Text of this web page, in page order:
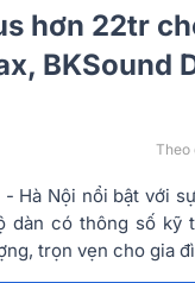
hơn 22tr
BKSound
Theo
Hà Nội nổi bật với
dàn có thông số kỹ
trọn vẹn cho gia